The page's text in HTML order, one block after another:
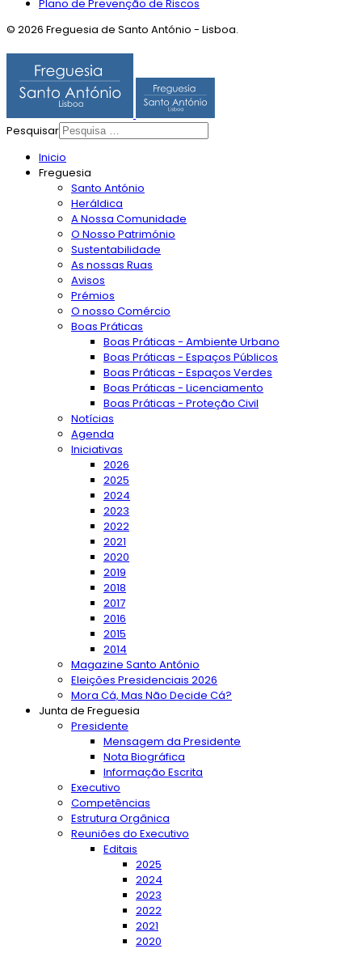
Plano de Prevenção de Riscos
© 2026 Freguesia de Santo António - Lisboa.
Pesquisar
Inicio
Freguesia
Santo António
Heráldica
A Nossa Comunidade
O Nosso Património
Sustentabilidade
As nossas Ruas
Avisos
Prémios
O nosso Comércio
Boas Práticas
Boas Práticas - Ambiente Urbano
Boas Práticas - Espaços Públicos
Boas Práticas - Espaços Verdes
Boas Práticas - Licenciamento
Boas Práticas - Proteção Civil
Notícias
Agenda
Iniciativas
2026
2025
2024
2023
2022
2021
2020
2019
2018
2017
2016
2015
2014
Magazine Santo António
Eleições Presidenciais 2026
Mora Cá, Mas Não Decide Cá?
Junta de Freguesia
Presidente
Mensagem da Presidente
Nota Biográfica
Informação Escrita
Executivo
Competências
Estrutura Orgânica
Reuniões do Executivo
Editais
2025
2024
2023
2022
2021
2020